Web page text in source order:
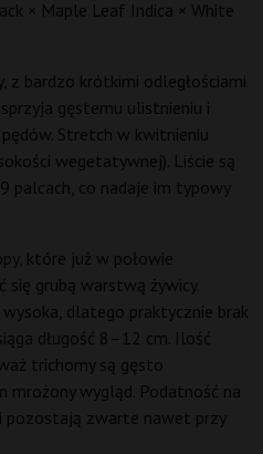
× Maple Leaf Indica × White
z bardzo krótkimi odległościami
gęstemu ulistnieniu i
Stretch w kwitnieniu
wegetatywnej). Liście są
palcach, co nadaje im typowy
które już w połowie
się grubą warstwą żywicy.
dlatego praktycznie brak
długość 8–12 cm. Ilość
trichomy są gęsto
mrożony wygląd. Podatność na
pozostają zwarte nawet przy